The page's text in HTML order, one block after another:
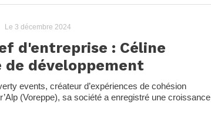
Le 3 décembre 2024
d'entreprise : Céline
développement
events, créateur d’expériences de cohésion
(Voreppe), sa société a enregistré une croissance